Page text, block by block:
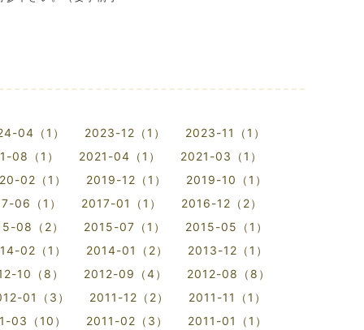
04（1） 2023-12（1）
2023-11（1）
08（1） 2021-04（1）
2021-03（1）
02（1） 2019-12（1）
2019-10（1）
06（1） 2017-01（1）
2016-12（2）
08（2） 2015-07（1）
2015-05（1）
02（1） 2014-01（2）
2013-12（1）
10（8） 2012-09（4）
2012-08（8）
01（3） 2011-12（2）
2011-11（1）
03（10） 2011-02（3）
2011-01（1）